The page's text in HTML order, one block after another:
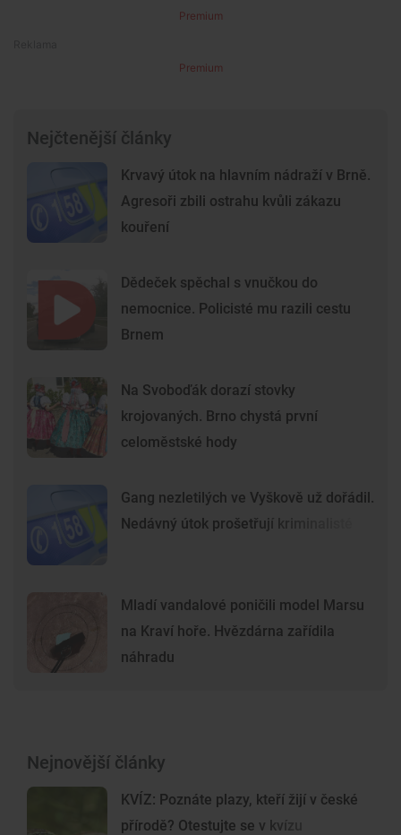
Premium
Premium
Nejčtenější články
Krvavý útok na hlavním nádraží v Brně.
Agresoři zbili ostrahu kvůli zákazu
kouření
Dědeček spěchal s vnučkou do
nemocnice. Policisté mu razili cestu
Brnem
Na Svoboďák dorazí stovky
krojovaných. Brno chystá první
celoměstské hody
Gang nezletilých ve Vyškově už dořádil.
Nedávný útok prošetřují kriminalisté
Mladí vandalové poničili model Marsu
na Kraví hoře. Hvězdárna zařídila
náhradu
Nejnovější články
KVÍZ: Poznáte plazy, kteří žijí v české
přírodě? Otestujte se v kvízu